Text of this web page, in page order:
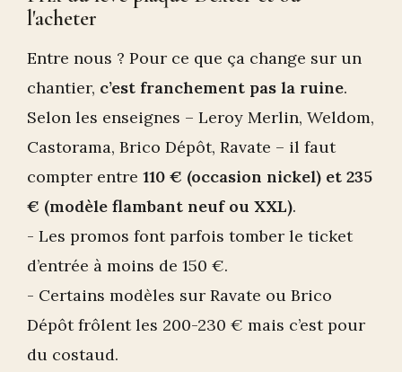
l'acheter
Entre nous ? Pour ce que ça change sur un
chantier, c’est franchement pas la ruine.
Selon les enseignes – Leroy Merlin, Weldom,
Castorama, Brico Dépôt, Ravate – il faut
compter entre 110 € (occasion nickel) et 235
€ (modèle flambant neuf ou XXL).
- Les promos font parfois tomber le ticket
d’entrée à moins de 150 €.
- Certains modèles sur Ravate ou Brico
Dépôt frôlent les 200-230 € mais c’est pour
du costaud.